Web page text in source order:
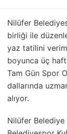
Nilüfer
birliği ile
yaz tatilini
boyunca üç
Tam Gün Spor
dallarında
alıyor.
Nilüfer Belediye